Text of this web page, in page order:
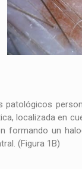
localizada en
formando un
(Figura 1B)